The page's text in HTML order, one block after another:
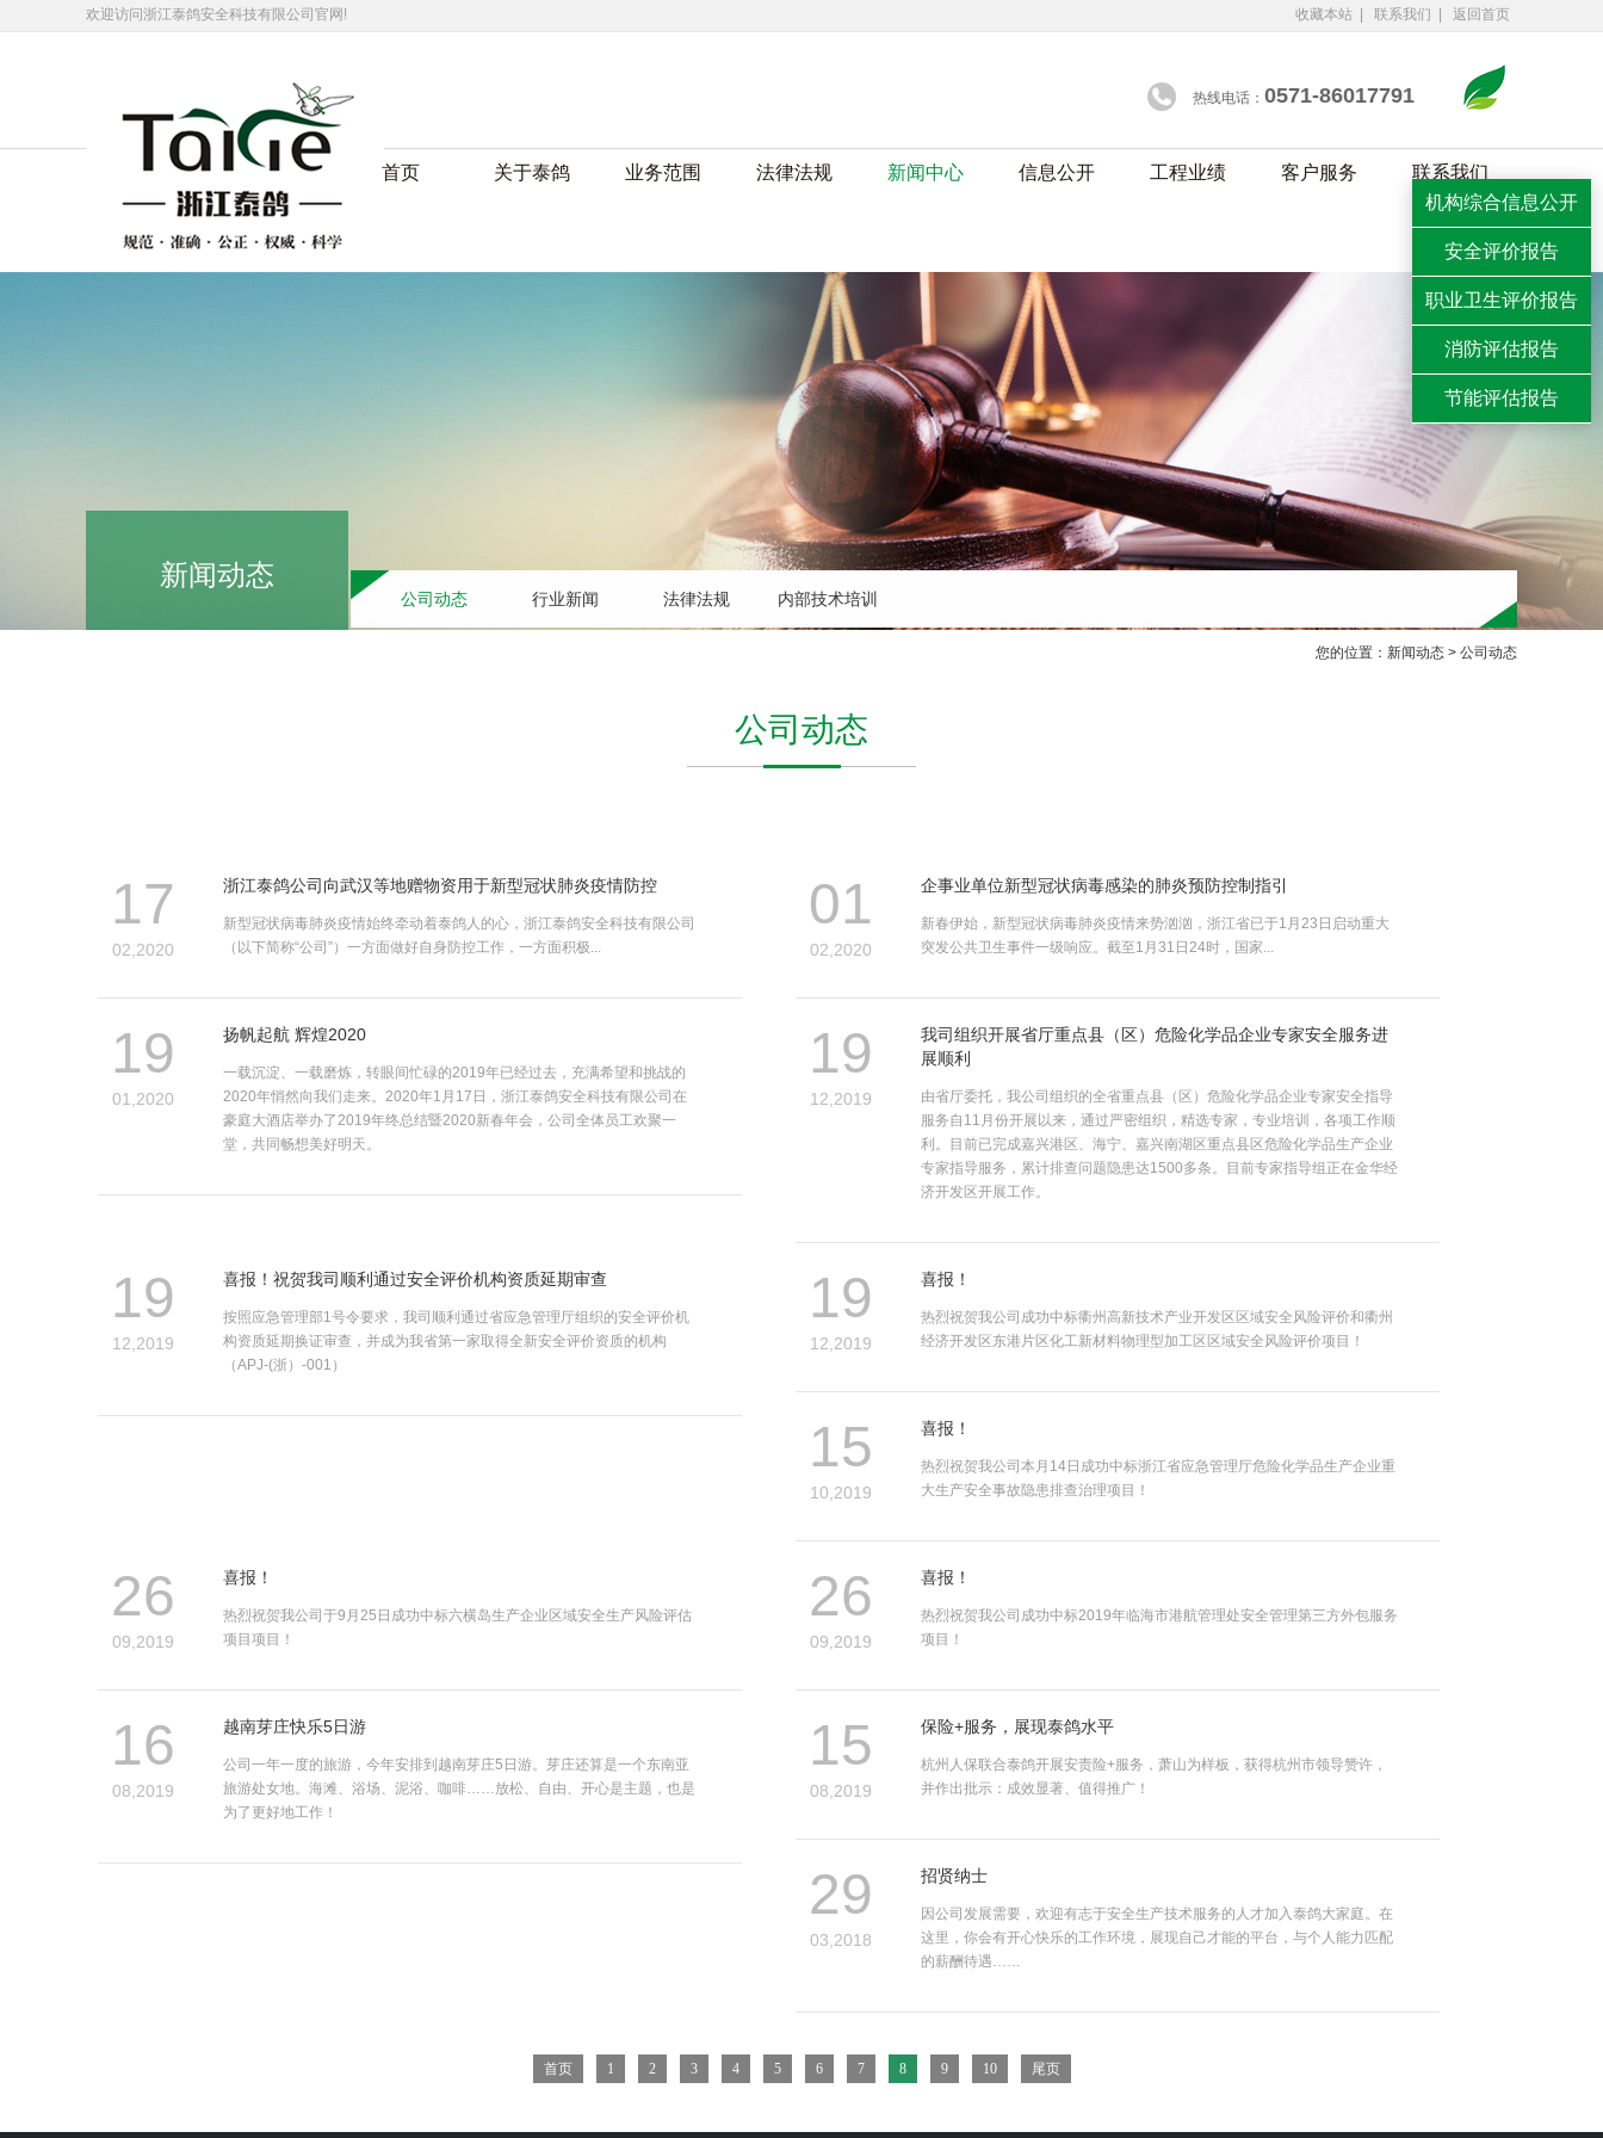
欢迎访问浙江泰鸽安全科技有限公司官网! 收藏本站 联系我们 返回首页
热线电话： 0571-86017791
首页 关于泰鸽 业务范围 法律法规 新闻中心 信息公开 工程业绩 客户服务 联系我们
新闻动态
公司动态 行业新闻 法律法规 内部技术培训
您的位置： 新闻动态 > 公司动态
公司动态
17
02,2020
浙江泰鸽公司向武汉等地赠物资用于新型冠状肺炎疫情防控
新型冠状病毒肺炎疫情始终牵动着泰鸽人的心，浙江泰鸽安全科技有限公司
（以下简称“公司”）一方面做好自身防控工作，一方面积极...
01
02,2020
企事业单位新型冠状病毒感染的肺炎预防控制指引
新春伊始，新型冠状病毒肺炎疫情来势汹汹，浙江省已于1月23日启动重大
突发公共卫生事件一级响应。截至1月31日24时，国家...
19
01,2020
扬帆起航 辉煌2020
一载沉淀、一载磨炼，转眼间忙碌的2019年已经过去，充满希望和挑战的
2020年悄然向我们走来。2020年1月17日，浙江泰鸽安全科技有限公司在
豪庭大酒店举办了2019年终总结暨2020新春年会，公司全体员工欢聚一
堂，共同畅想美好明天。
19
12,2019
我司组织开展省厅重点县（区）危险化学品企业专家安全服务进
展顺利
由省厅委托，我公司组织的全省重点县（区）危险化学品企业专家安全指导
服务自11月份开展以来，通过严密组织，精选专家，专业培训，各项工作顺
利。目前已完成嘉兴港区、海宁、嘉兴南湖区重点县区危险化学品生产企业
专家指导服务，累计排查问题隐患达1500多条。目前专家指导组正在金华经
济开发区开展工作。
19
12,2019
喜报！祝贺我司顺利通过安全评价机构资质延期审查
按照应急管理部1号令要求，我司顺利通过省应急管理厅组织的安全评价机
构资质延期换证审查，并成为我省第一家取得全新安全评价资质的机构
（APJ-(浙）-001）
19
12,2019
喜报！
热烈祝贺我公司成功中标衢州高新技术产业开发区区域安全风险评价和衢州
经济开发区东港片区化工新材料物理型加工区区域安全风险评价项目！
15
10,2019
喜报！
热烈祝贺我公司本月14日成功中标浙江省应急管理厅危险化学品生产企业重
大生产安全事故隐患排查治理项目！
26
09,2019
喜报！
热烈祝贺我公司于9月25日成功中标六横岛生产企业区域安全生产风险评估
项目项目！
26
09,2019
喜报！
热烈祝贺我公司成功中标2019年临海市港航管理处安全管理第三方外包服务
项目！
16
08,2019
越南芽庄快乐5日游
公司一年一度的旅游，今年安排到越南芽庄5日游。芽庄还算是一个东南亚
旅游处女地。海滩、浴场、泥浴、咖啡……放松、自由、开心是主题，也是
为了更好地工作！
15
08,2019
保险+服务，展现泰鸽水平
杭州人保联合泰鸽开展安责险+服务，萧山为样板，获得杭州市领导赞许，
并作出批示：成效显著、值得推广！
29
03,2018
招贤纳士
因公司发展需要，欢迎有志于安全生产技术服务的人才加入泰鸽大家庭。在
这里，你会有开心快乐的工作环境，展现自己才能的平台，与个人能力匹配
的薪酬待遇……
首页 1 2 3 4 5 6 7 8 9 10 尾页
机构综合信息公开
安全评价报告
职业卫生评价报告
消防评估报告
节能评估报告